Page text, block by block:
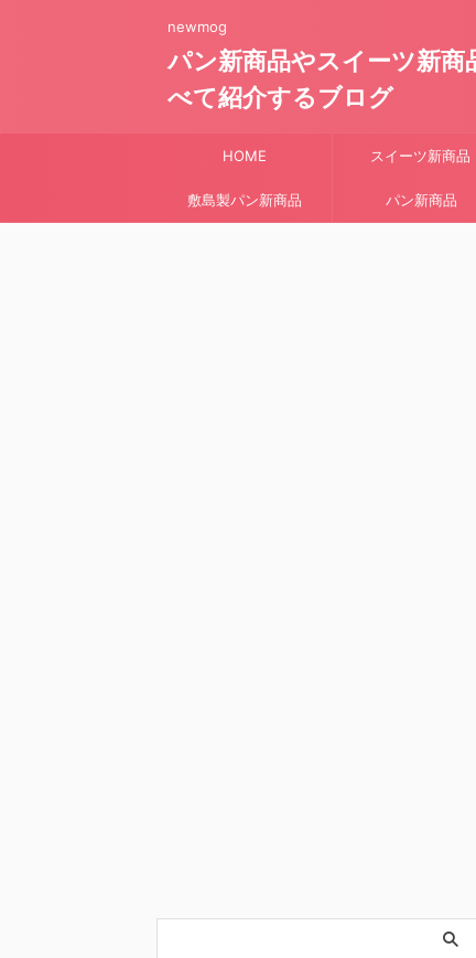
newmog
パン新商品やスイーツ新商
べて紹介するブログ
HOME スイーツ新商品
敷島製パン新商品 パン新商品